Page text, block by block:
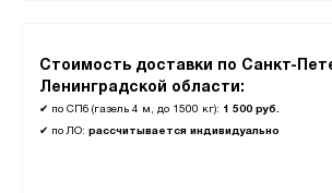
Стоимость доставки по Санкт-
Ленинградской области:
✔ по СПб (газель 4 м, до 1500 кг): 1 500 руб.
✔ по ЛО: рассчитывается индивидуально